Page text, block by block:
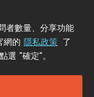
者數量、分享功能
網的 隱私政策 了
選 "確定"。